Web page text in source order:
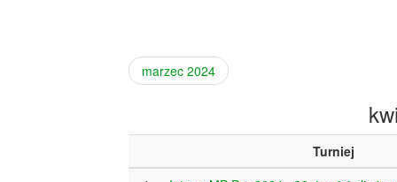
marzec 2024
Turniej